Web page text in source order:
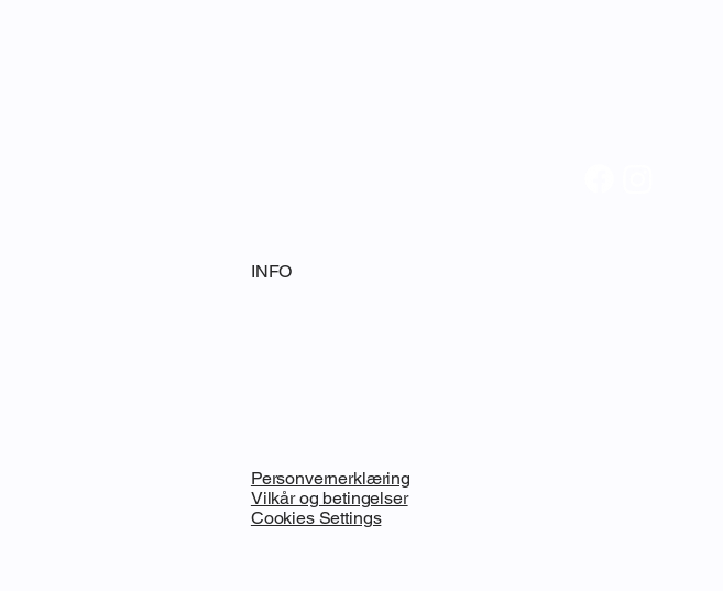
INFO
Personvernerklæring
Vilkår og betingelser
Cookies Settings